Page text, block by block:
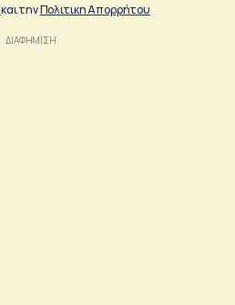
και τηνΠολιτικη Απορρήτου